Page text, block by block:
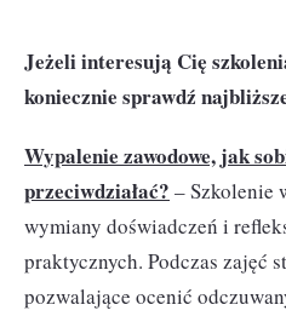
Jeżeli interesują Cię
koniecznie sprawdź
Wypalenie zawodowe, jak
przeciwdziałać? – Szkolenie
wymiany doświadczeń i
praktycznych. Podczas zajęć
pozwalające ocenić